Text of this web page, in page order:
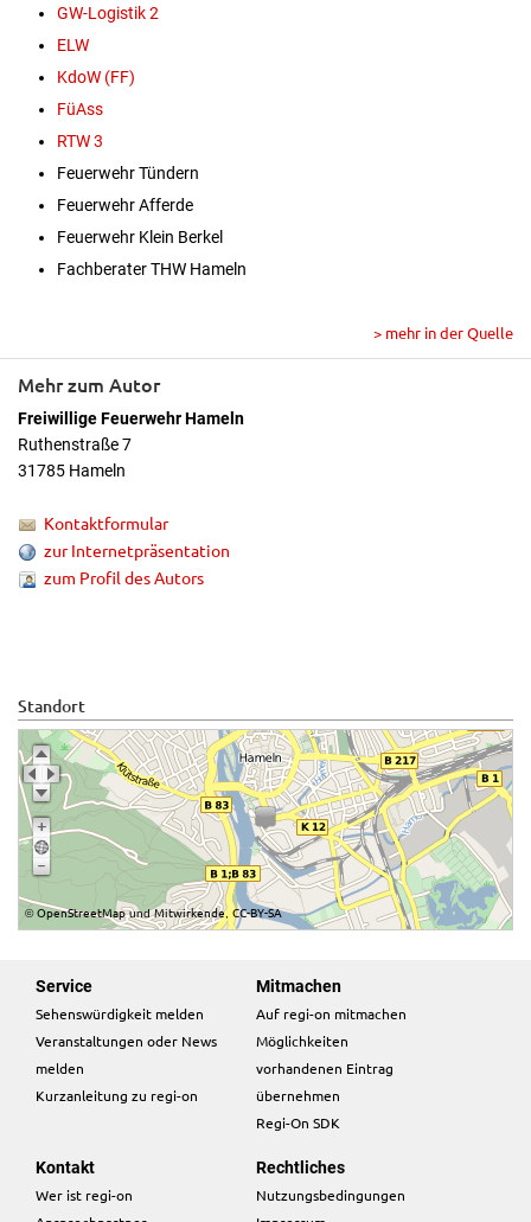
GW-Logistik 2
ELW
KdoW (FF)
FüAss
RTW 3
Feuerwehr Tündern
Feuerwehr Afferde
Feuerwehr Klein Berkel
Fachberater THW Hameln
> mehr in der Quelle
Mehr zum Autor
Freiwillige Feuerwehr Hameln
Ruthenstraße 7
31785 Hameln
Kontaktformular
zur Internetpräsentation
zum Profil des Autors
Standort
©OpenStreetMapundMitwirkende, CC-BY-SA
Service
Sehenswürdigkeit melden
Veranstaltungen oder News
melden
Kurzanleitung zu regi-on
Mitmachen
Auf regi-on mitmachen
Möglichkeiten
vorhandenen Eintrag
übernehmen
Regi-On SDK
Kontakt
Wer ist regi-on
Rechtliches
Nutzungsbedingungen